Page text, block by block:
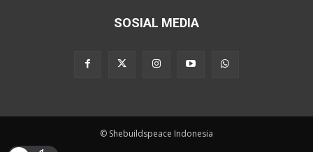
SOSIAL MEDIA
© Shebuildspeace Indonesia